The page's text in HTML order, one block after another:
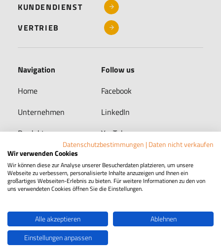
KUNDENDIENST
VERTRIEB
Navigation
Home
Unternehmen
Produkte
Karriere
Follow us
Facebook
LinkedIn
YouTube
Impressum Datenschutz Hinweisgeberschutzgesetz
Datenschutzbestimmungen |Daten nicht verkaufen
Wir verwenden Cookies
Wir können diese zur Analyse unserer Besucherdaten platzieren, um unsere
Webseite zu verbessern, personalisierte Inhalte anzuzeigen und Ihnen ein
großartiges Webseiten-Erlebnis zu bieten. Für weitere Informationen zu den von
uns verwendeten Cookies öffnen Sie die Einstellungen.
Alle akzeptieren
Ablehnen
Einstellungen anpassen